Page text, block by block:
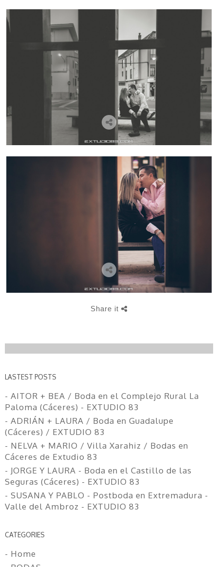
Share it
LASTEST POSTS
- AITOR + BEA / Boda en el Complejo Rural La
Paloma (Cáceres) - EXTUDIO 83
- ADRIÁN + LAURA / Boda en Guadalupe
(Cáceres) / EXTUDIO 83
- NELVA + MARIO / Villa Xarahiz / Bodas en
Cáceres de Extudio 83
- JORGE Y LAURA - Boda en el Castillo de las
Seguras (Cáceres) - EXTUDIO 83
- SUSANA Y PABLO - Postboda en Extremadura -
Valle del Ambroz - EXTUDIO 83
CATEGORIES
- Home